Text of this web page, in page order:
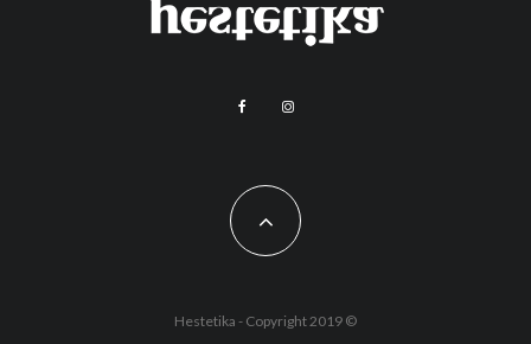
Hestetika - Copyright 2019 ©